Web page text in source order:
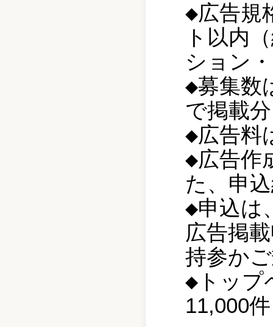
◆広告規
ト以内
ション
◆募集数
で掲載
◆広告料
◆広告作
た、申
◆申込は
広告掲
持参か
◆トップ
11,000